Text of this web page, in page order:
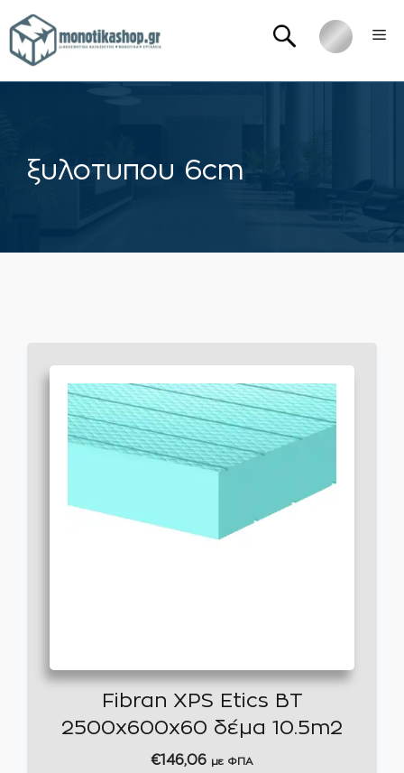
Μετάβαση
σε
περιεχόμενο
ξυλοτυπου 6cm
Fibran XPS Etics BT
2500x600x60 δέμα 10.5m2
€146,06 με ΦΠΑ